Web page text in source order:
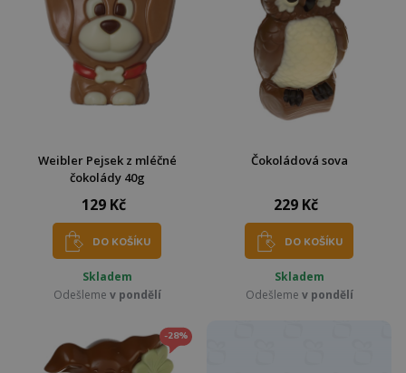
Weibler Pejsek z mléčné
čokolády 40g
129 Kč
DO KOŠÍKU
Skladem
Odešleme v pondělí
Čokoládová sova
229 Kč
DO KOŠÍKU
Skladem
Odešleme v pondělí
-28%